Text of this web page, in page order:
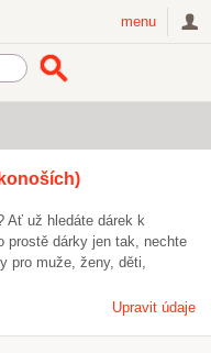
menu
Ať už hledáte dárek k
prostě dárky jen tak, nechte
pro muže, ženy, děti,
Upravit údaje